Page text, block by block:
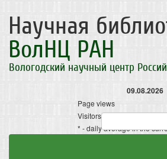
Научная
ВолНЦ РАН
Вологодский научный центр
09.08.2026
Page views
Visitors
* - daily average in the